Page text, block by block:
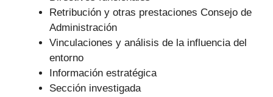
Retribución y otras prestaciones Consejo de
Administración
Vinculaciones y análisis de la influencia del
entorno
Información estratégica
Sección investigada